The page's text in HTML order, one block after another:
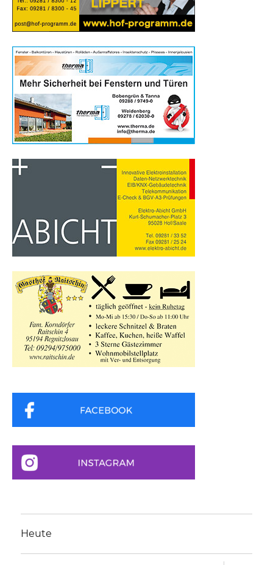
Heute